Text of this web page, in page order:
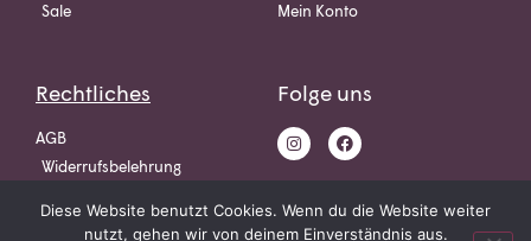
Sale
Mein Konto
Rechtliches
AGB
Widerrufsbelehrung
Folge uns
Diese Website benutzt Cookies. Wenn du die Website weiter
nutzt, gehen wir von deinem Einverständnis aus.